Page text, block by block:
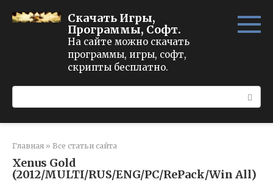
Скачать Игры,
Программы, Софт.
На сайте можно скачать
программы, игры, софт,
скрипты бесплатно.
Главная » Все статьи сайта
Xenus Gold
(2012/MULTI/RUS/ENG/PC/RePack/Win All)